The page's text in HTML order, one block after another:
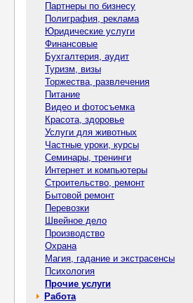
Партнеры по бизнесу
Полиграфия, реклама
Юридические услуги
Финансовые
Бухгалтерия, аудит
Туризм, визы
Торжества, развлечения
Питание
Видео и фотосъемка
Красота, здоровье
Услуги для животных
Частные уроки, курсы
Семинары, тренинги
Интернет и компьютеры
Строительство, ремонт
Бытовой ремонт
Перевозки
Швейное дело
Производство
Охрана
Магия, гадание и экстрасенсы
Психология
Прочие услуги
Работа